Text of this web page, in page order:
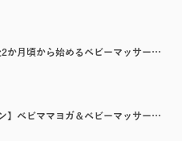
か月頃から始めるベビーマッサー…
】ベビママヨガ＆ベビーマッサー…